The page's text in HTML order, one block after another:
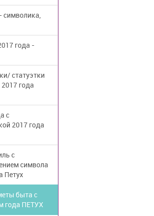
года -
статуэтки
года
с
2017 года
с
символа
Петух
быта с
года ПЕТУХ